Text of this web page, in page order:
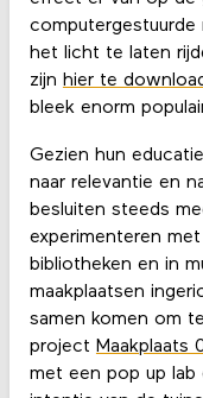
computergestuurde
het licht te laten
zijn hier te
bleek enorm
Gezien hun
naar relevantie en
besluiten steeds
experimenteren
bibliotheken en in
maakplaatsen
samen komen om
project Maakplaats
met een pop up lab